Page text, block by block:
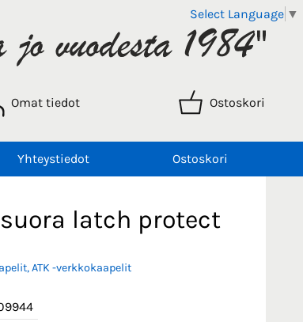
Select Language ▼
Omat tiedot Ostoskori
Yhteystiedot Ostoskori
latch protect
ATK -verkkokaapelit